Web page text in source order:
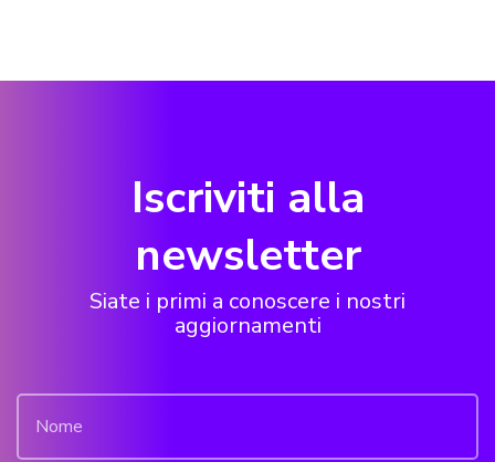
Iscriviti alla
newsletter
Siate i primi a conoscere i nostri
aggiornamenti